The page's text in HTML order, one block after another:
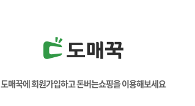
도매꾹에 회원가입하고 돈버는쇼핑을 이용해보세요